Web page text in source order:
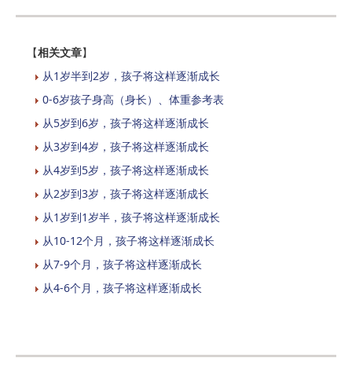
【相关文章】
从1岁半到2岁，孩子将这样逐渐成长
0-6岁孩子身高（身长）、体重参考表
从5岁到6岁，孩子将这样逐渐成长
从3岁到4岁，孩子将这样逐渐成长
从4岁到5岁，孩子将这样逐渐成长
从2岁到3岁，孩子将这样逐渐成长
从1岁到1岁半，孩子将这样逐渐成长
从10-12个月，孩子将这样逐渐成长
从7-9个月，孩子将这样逐渐成长
从4-6个月，孩子将这样逐渐成长